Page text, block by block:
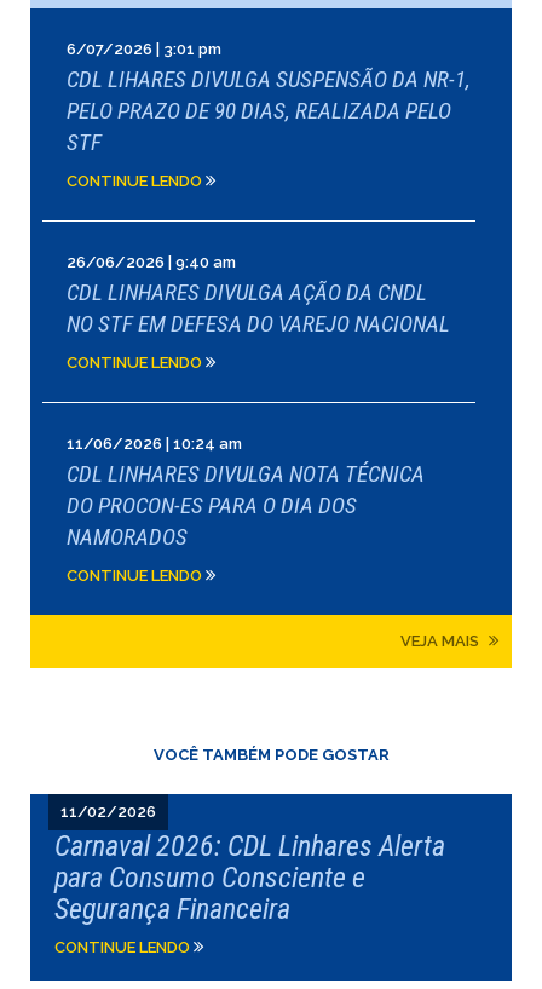
6/07/2026 | 3:01 pm
CDL LIHARES DIVULGA SUSPENSÃO DA NR-1,
PELO PRAZO DE 90 DIAS, REALIZADA PELO
STF
CONTINUE LENDO
26/06/2026 | 9:40 am
CDL LINHARES DIVULGA AÇÃO DA CNDL
NO STF EM DEFESA DO VAREJO NACIONAL
CONTINUE LENDO
11/06/2026 | 10:24 am
CDL LINHARES DIVULGA NOTA TÉCNICA
DO PROCON-ES PARA O DIA DOS
NAMORADOS
CONTINUE LENDO
VEJA MAIS
VOCÊ TAMBÉM PODE GOSTAR
11/02/2026
Carnaval 2026: CDL Linhares Alerta
para Consumo Consciente e
Segurança Financeira
CONTINUE LENDO